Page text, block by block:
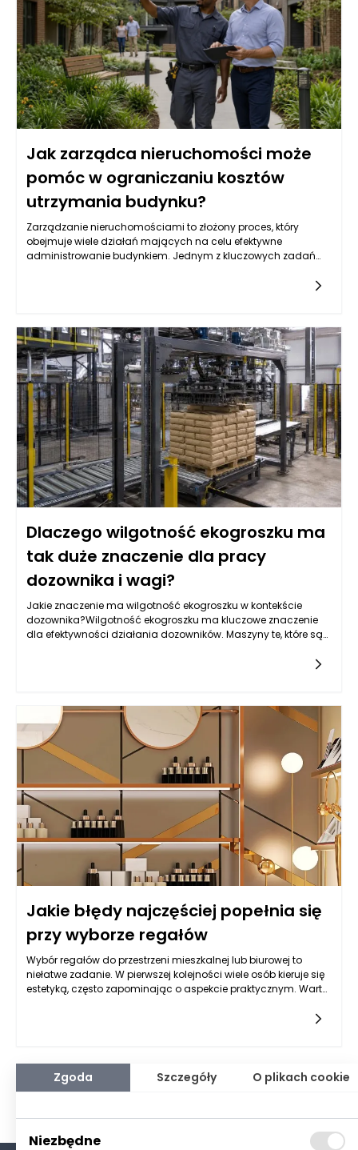
Jak zarządca nieruchomości może
pomóc w ograniczaniu kosztów
utrzymania budynku?
Zarządzanie nieruchomościami to złożony proces, który
obejmuje wiele działań mających na celu efektywne
administrowanie budynkiem. Jednym z kluczowych zadań
kosztów utrzymania budynku. W praktyce oznacza to nie tylko
ramach swoich obowiązków zarządca ma za zadanie
analizować przyszłe wydatki, planować budżet i śledzić już
poniesione koszty, aby móc wprowadzać skuteczne zmiany.
Współpraca z mieszkańcami, wykonawcami oraz
dostawcami usług pozwala na lepsze negocjowanie
warunków umów, co w dłuższej perspektywie przyczynia się do
zmniejszenia ogólnych kosztów.
Dlaczego wilgotność ekogroszku ma
tak duże znaczenie dla pracy
dozownika i wagi?
Jakie znaczenie ma wilgotność ekogroszku w kontekście
dozownika?Wilgotność ekogroszku ma kluczowe znaczenie
dla efektywności działania dozowników. Maszyny te, które są
Jakie błędy najczęściej popełnia się
przy wyborze regałów
Wybór regałów do przestrzeni mieszkalnej lub biurowej to
niełatwe zadanie. W pierwszej kolejności wiele osób kieruje się
estetyką, często zapominając o aspekcie praktycznym. Warto
należy mieć na uwadze, czy będą one służyły głównie do
przechowywania książek, dekoracji, czy sprzętu biurowego.
Każdy z tych rodzajów przedmiotów ma swoje specyficzne
regały do książek muszą być wystarczająco głębokie i
stabilne, aby pomieścić ciężar literatury, podczas gdy regały
na dekoracje mogą być bardziej delikatne, ale muszą
Zgoda Szczegóły O plikach cookie
Niezbędne